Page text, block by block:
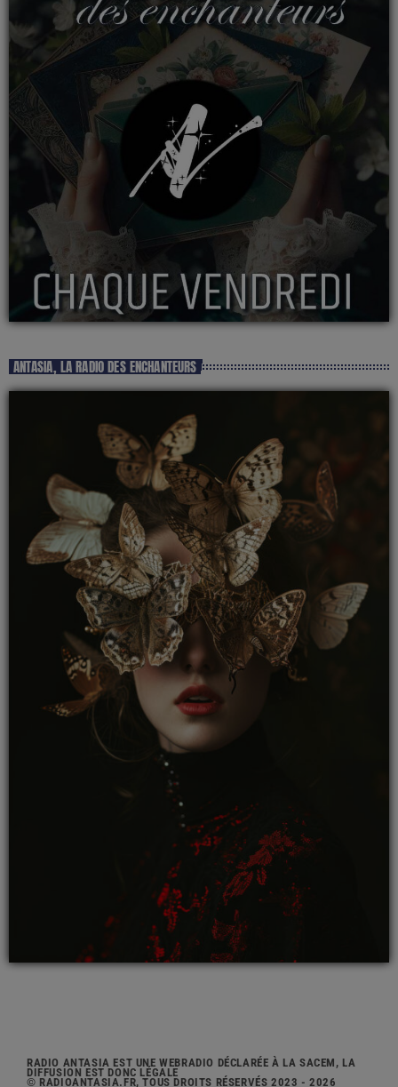
ANTASIA, LA RADIO DES ENCHANTEURS
RADIO ANTASIA EST UNE WEBRADIO DÉCLARÉE À LA SACEM, LA
DIFFUSION EST DONC LÉGALE
© RADIOANTASIA.FR, TOUS DROITS RÉSERVÉS 2023 - 2026